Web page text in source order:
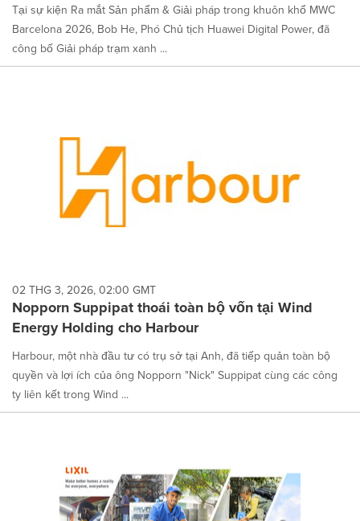
Tại sự kiện Ra mắt Sản phẩm & Giải pháp trong khuôn khổ MWC
Barcelona 2026, Bob He, Phó Chủ tịch Huawei Digital Power, đã
công bố Giải pháp trạm xanh ...
02 THG 3, 2026, 02:00 GMT
Nopporn Suppipat thoái toàn bộ vốn tại Wind
Energy Holding cho Harbour
Harbour, một nhà đầu tư có trụ sở tại Anh, đã tiếp quản toàn bộ
quyền và lợi ích của ông Nopporn "Nick" Suppipat cùng các công
ty liên kết trong Wind ...